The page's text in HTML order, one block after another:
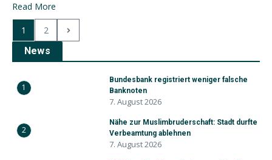
Read More
1
2
News
1
Bundesbank registriert weniger falsche
Banknoten
7. August 2026
2
Nähe zur Muslimbruderschaft: Stadt durfte
Verbeamtung ablehnen
7. August 2026